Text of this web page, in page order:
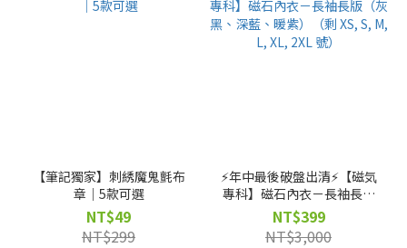
【筆記獨家】刺綉魔鬼氈布
章｜5款可選
NT$49
NT$299
⚡️年中最後破盤出清⚡️【磁気
專科】磁石內衣－長袖長版
（灰黑、深藍、暖紫）（剩
XS, S, M, L, XL, 2XL 號）
NT$399
NT$3,000